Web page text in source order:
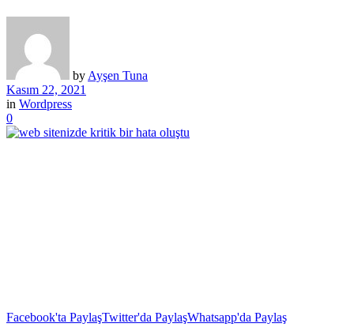
by Ayşen Tuna
Kasım 22, 2021
in Wordpress
0
Facebook'ta PaylaşTwitter'da PaylaşWhatsapp'da Paylaş